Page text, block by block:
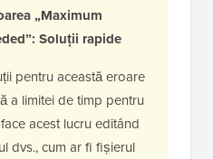
„Maximum
Soluții rapide
pentru această eroare
a limitei de timp pentru
acest lucru editând
dvs., cum ar fi fișierul